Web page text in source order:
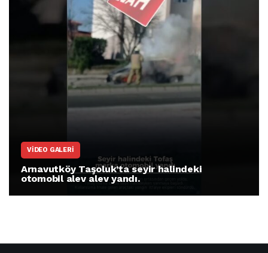
VIDEO GALERI
Arnavutköy Taşoluk’ta seyir halindeki
otomobil alev alev yandı.